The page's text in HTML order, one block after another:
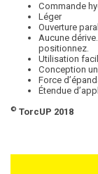
Commande
Léger
Ouverture
Aucune
positionnez.
Utilisation
Conception
Force
Étendue
© TorcUP 2018